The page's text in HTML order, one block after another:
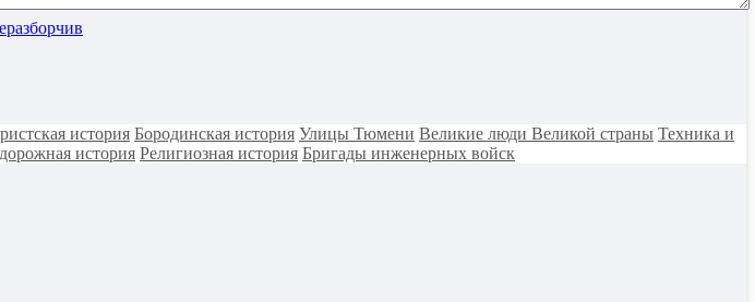
история Бородинская история Улицы Тюмени Великие люди Великой страны Техника и
история Религиозная история Бригады инженерных войск